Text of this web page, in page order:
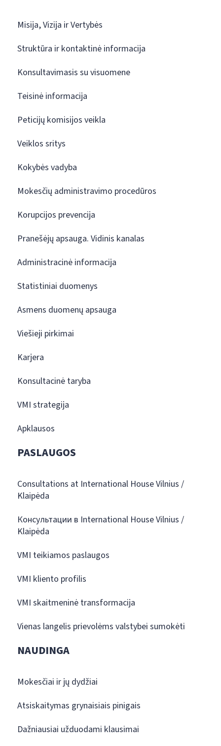
Misija, Vizija ir Vertybės
Struktūra ir kontaktinė informacija
Konsultavimasis su visuomene
Teisinė informacija
Peticijų komisijos veikla
Veiklos sritys
Kokybės vadyba
Mokesčių administravimo procedūros
Korupcijos prevencija
Pranešėjų apsauga. Vidinis kanalas
Administracinė informacija
Statistiniai duomenys
Asmens duomenų apsauga
Viešieji pirkimai
Karjera
Konsultacinė taryba
VMI strategija
Apklausos
PASLAUGOS
Consultations at International House Vilnius /
Klaipėda
Консультации в International House Vilnius /
Klaipėda
VMI teikiamos paslaugos
VMI kliento profilis
VMI skaitmeninė transformacija
Vienas langelis prievolėms valstybei sumokėti
NAUDINGA
Mokesčiai ir jų dydžiai
Atsiskaitymas grynaisiais pinigais
Dažniausiai užduodami klausimai